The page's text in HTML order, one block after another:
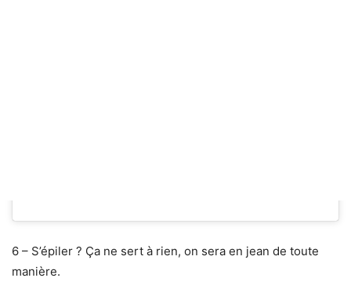
6 – S’épiler ? Ça ne sert à rien, on sera en jean de toute
manière.